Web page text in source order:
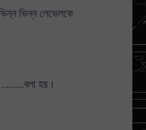
ভিন্ন লেভেলকে
হয়।